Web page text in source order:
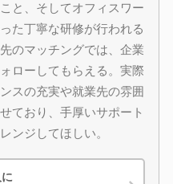
と、そしてオフィスワー
た丁寧な研修が行われる
のマッチングでは、企業
ローしてもらえる。実際
スの充実や就業先の雰囲
ており、手厚いサポート
ンジしてほしい。